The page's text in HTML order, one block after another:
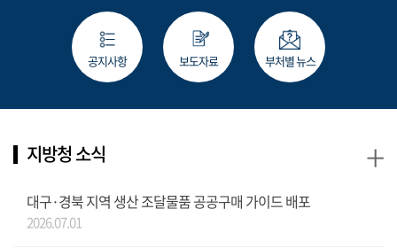
공지사항 보도자료 부처별 뉴스
지방청 소식
대구·경북 지역 생산 조달물품 공공구매 가이드 배포
2026.07.01
+